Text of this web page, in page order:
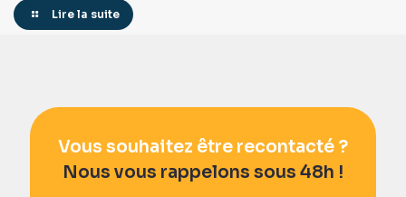
Lire la suite
Vous souhaitez être recontacté ?
Nous vous rappelons sous 48h !